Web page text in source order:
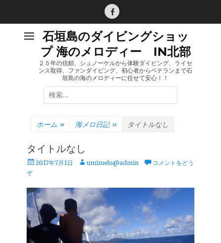
Facebook
石垣島のダイビングショッ
プ 海のメロディー IN北部
２５年の信頼、シュノーケルから体験ダイビング、ライセ
ンス取得、ファンダイビング、初心者からベテランまで石
垣島の海のメロディーに任せて安心！！
検
索:
ホーム » 海メロ日記 » タイトルなし
タイトルなし
投
稿
2017年7月1日
投 umimelo@admin
コメントをどう
ぞ